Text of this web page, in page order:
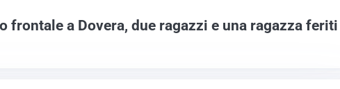
frontale a Dovera, due ragazzi e una ragazza feriti